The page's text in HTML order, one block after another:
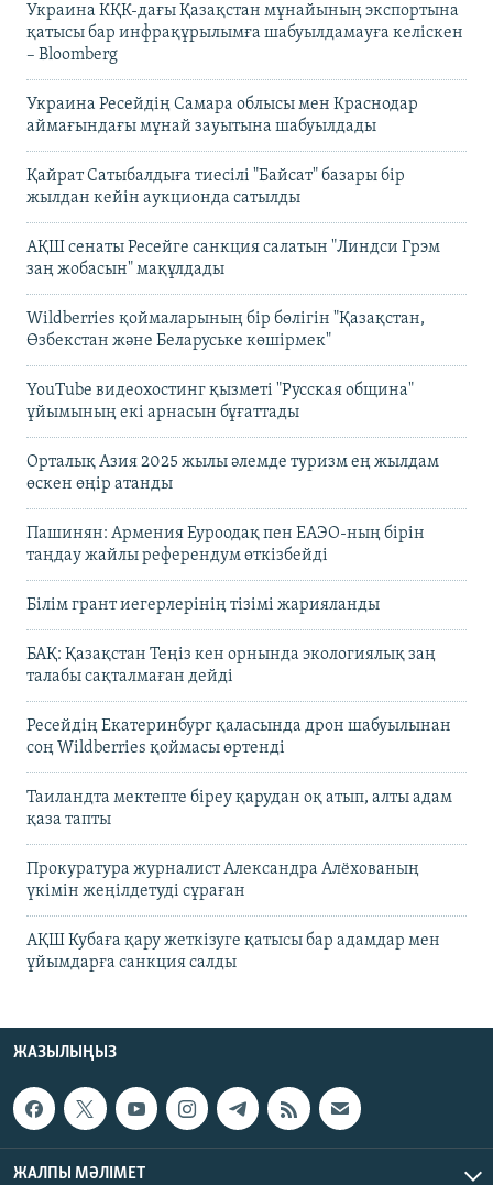
Украина КҚК-дағы Қазақстан мұнайының экспортына
қатысы бар инфрақұрылымға шабуылдамауға келіскен
– Bloomberg
Украина Ресейдің Самара облысы мен Краснодар
аймағындағы мұнай зауытына шабуылдады
Қайрат Сатыбалдыға тиесілі "Байсат" базары бір
жылдан кейін аукционда сатылды
АҚШ сенаты Ресейге санкция салатын "Линдси Грэм
заң жобасын" мақұлдады
Wildberries қоймаларының бір бөлігін "Қазақстан,
Өзбекстан және Беларуське көшірмек"
YouTube видеохостинг қызметі "Русская община"
ұйымының екі арнасын бұғаттады
Орталық Азия 2025 жылы әлемде туризм ең жылдам
өскен өңір атанды
Пашинян: Армения Еуроодақ пен ЕАЭО-ның бірін
таңдау жайлы референдум өткізбейді
Білім грант иегерлерінің тізімі жарияланды
БАҚ: Қазақстан Теңіз кен орнында экологиялық заң
талабы сақталмаған дейді
Ресейдің Екатеринбург қаласында дрон шабуылынан
соң Wildberries қоймасы өртенді
Таиландта мектепте біреу қарудан оқ атып, алты адам
қаза тапты
Прокуратура журналист Александра Алёхованың
үкімін жеңілдетуді сұраған
АҚШ Кубаға қару жеткізуге қатысы бар адамдар мен
ұйымдарға санкция салды
ЖАЗЫЛЫҢЫЗ
ЖАЛПЫ МӘЛІМЕТ